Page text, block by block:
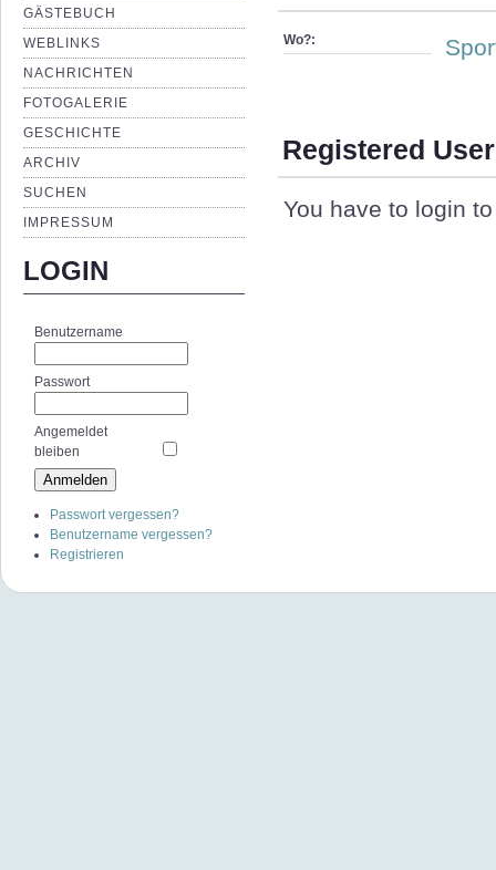
GÄSTEBUCH
WEBLINKS
NACHRICHTEN
FOTOGALERIE
GESCHICHTE
ARCHIV
SUCHEN
IMPRESSUM
LOGIN
Benutzername
Passwort
Angemeldet
bleiben
Passwort vergessen?
Benutzername vergessen?
Registrieren
Wo?:
Registered
You have to login